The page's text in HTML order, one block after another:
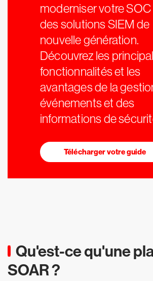
moderniser votre
des solutions SIEM de
nouvelle génération.
Découvrez les
fonctionnalités et les
avantages de la
événements et des
informations de
Télécharger votre guide
Qu'est-ce qu'une
SOAR ?